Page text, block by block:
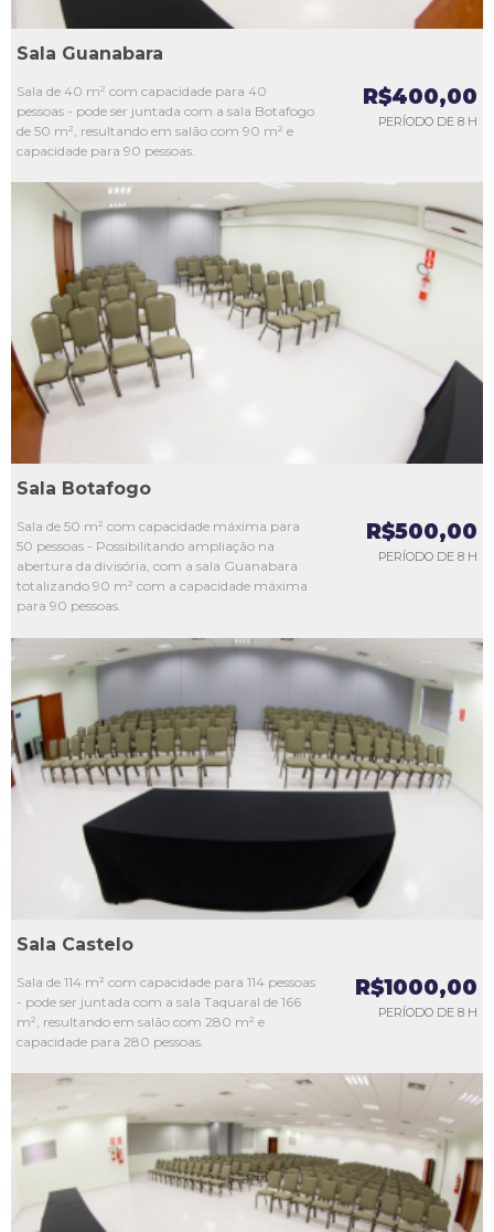
Sala Guanabara
Sala de 40 m² com capacidade para 40
pessoas - pode ser juntada com a sala Botafogo
de 50 m², resultando em salão com 90 m² e
capacidade para 90 pessoas.
R$400,00
PERÍODO DE 8 H
L1
L2
L3
L4
Sala Botafogo
Sala de 50 m² com capacidade máxima para
50 pessoas - Possibilitando ampliação na
abertura da divisória, com a sala Guanabara
totalizando 90 m² com a capacidade máxima
para 90 pessoas.
R$500,00
PERÍODO DE 8 H
L2
L3
L4
Sala Castelo
Sala de 114 m² com capacidade para 114 pessoas
- pode ser juntada com a sala Taquaral de 166
m², resultando em salão com 280 m² e
capacidade para 280 pessoas.
R$1000,00
PERÍODO DE 8 H
L3
L4